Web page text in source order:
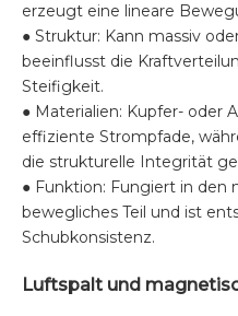
erzeugt eine lineare
● Struktur: Kann massiv
beeinflusst die
Steifigkeit.
● Materialien: Kupfer- oder
effiziente Strompfade,
die strukturelle Integrität
● Funktion: Fungiert in den
bewegliches Teil und ist
Schubkonsistenz.
Luftspalt und